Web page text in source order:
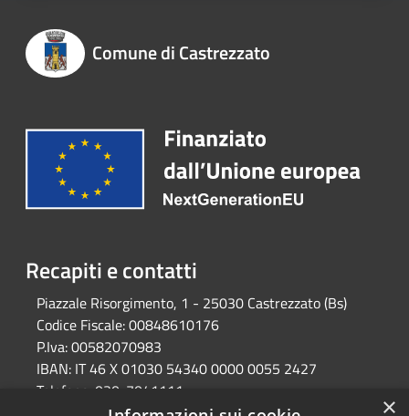
Comune di Castrezzato
Recapiti e contatti
Piazzale Risorgimento, 1 - 25030 Castrezzato (Bs)
Codice Fiscale:00848610176
P.Iva:00582070983
IBAN: IT 46 X 01030 54340 0000 0055 2427
Telefono: 030-7041111
×